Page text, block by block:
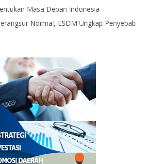
Masa Depan Indonesia
Normal, ESDM Ungkap Penyebab